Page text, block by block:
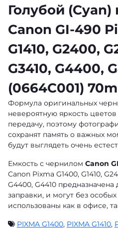
Голубой
Canon GI-490
G1410, G2400,
G3410, G4400,
(0664C001)
Формула оригинальных
невероятную яркость
передачу, поэтому
сохранят память о важных
будут выглядеть очень
Емкость с чернилом Canon
Canon Pixma G1400, G1410,
G4400, G4410 предназначена
заправки, и могут без
использованы как в офисе,
PIXMA G1400, PIXMA G1410,